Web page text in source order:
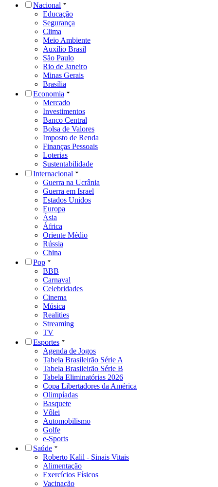
Nacional
Educação
Segurança
Clima
Meio Ambiente
Auxílio Brasil
São Paulo
Rio de Janeiro
Minas Gerais
Brasília
Economia
Mercado
Investimentos
Banco Central
Bolsa de Valores
Imposto de Renda
Finanças Pessoais
Loterias
Sustentabilidade
Internacional
Guerra na Ucrânia
Guerra em Israel
Estados Unidos
Europa
Ásia
África
Oriente Médio
Rússia
China
Pop
BBB
Carnaval
Celebridades
Cinema
Música
Realities
Streaming
TV
Esportes
Agenda de Jogos
Tabela Brasileirão Série A
Tabela Brasileirão Série B
Tabela Eliminatórias 2026
Copa Libertadores da América
Olimpíadas
Basquete
Vôlei
Automobilismo
Golfe
e-Sports
Saúde
Roberto Kalil - Sinais Vitais
Alimentação
Exercícios Físicos
Vacinação